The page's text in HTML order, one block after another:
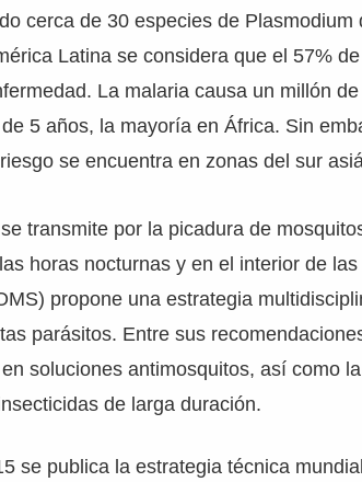
cerca de 30 especies de
Latina se considera que el 57%
La malaria causa un millón
5 años, la mayoría en África. Sin
se encuentra en zonas del sur
transmite por la picadura de
horas nocturnas y en el interior de
propone una estrategia
parásitos. Entre sus
soluciones antimosquitos, así como
de larga duración.
se publica la estrategia técnica